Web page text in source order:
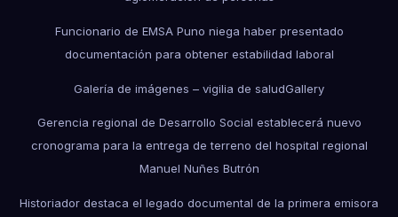
Funcionario de EMSA Puno niega haber presentado
documentación para obtener estabilidad laboral
Galería de imágenes – vigilia de saludGallery
Gerencia regional de Desarrollo Social establecerá nuevo
cronograma para la entrega de terreno del hospital regional
Manuel Nuñes Butrón
Historiador destaca el legado documental de la primera emisora